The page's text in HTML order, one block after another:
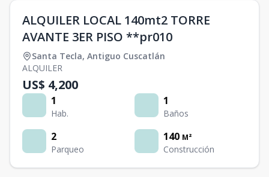
ALQUILER LOCAL 140mt2 TORRE
AVANTE 3ER PISO **pr010
Santa Tecla, Antiguo Cuscatlán
ALQUILER
US$ 4,200
1
Hab.
1
Baños
2
Parqueo
140 M²
Construcción